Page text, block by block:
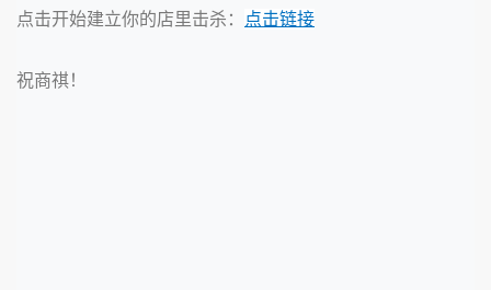
点击开始建立你的店里击杀：
点击链接
祝商祺！